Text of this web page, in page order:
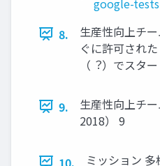
8.
⽣産性向上チ
ぐに許可され
（︖）でスタ
9.
⽣産性向上チ
2018） 9
10.
ミッション